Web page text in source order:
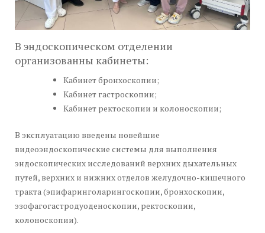
В эндоскопическом отделении
организованны кабинеты:
Кабинет бронхоскопии;
Кабинет гастроскопии;
Кабинет ректоскопии и колоноскопии;
В эксплуатацию введены новейшие
видеоэндоскопические системы для выполнения
эндоскопических исследований верхних дыхательных
путей, верхних и нижних отделов желудочно-кишечного
тракта (эпифаринголарингоскопии, бронхоскопии,
эзофагогастродуоденоскопии, ректоскопии,
колоноскопии).